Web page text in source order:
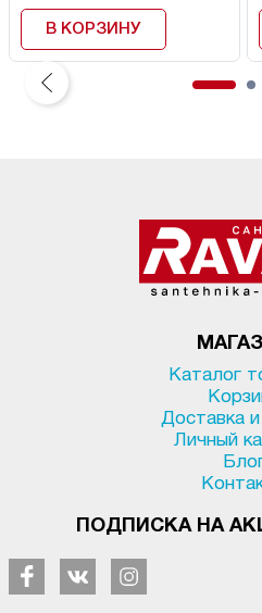
В КОРЗИНУ
Каталог
Доставка
Личный
ПОДПИСКА НА